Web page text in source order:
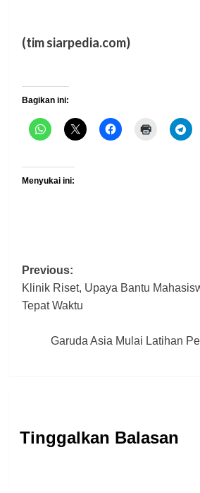
(tim siarpedia.com)
Bagikan ini:
Menyukai ini:
Post
navigation
Previous:
Klinik Riset, Upaya Bantu
Tepat Waktu
Garuda Asia Mulai Latihan
Tinggalkan Balasan